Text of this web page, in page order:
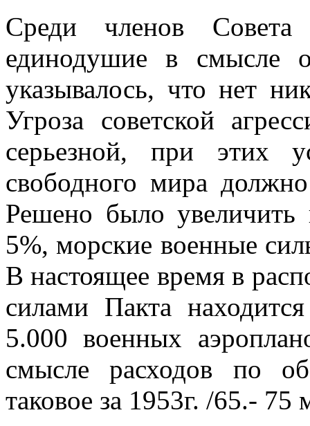
Среди членов Совета
единодушие в смысле
указывалось, что нет
Угроза советской
серьезной, при этих
свободного мира
Решено было
5%, морские военные
В настоящее время в
силами Пакта
5.000 военных
смысле расхо­дов по
таковое за 1953г. /65.- 75